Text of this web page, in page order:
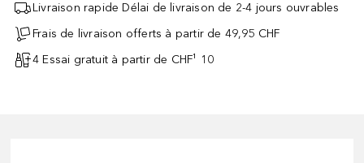
Livraison rapide Délai de livraison de 2-4 jours ouvrables
Frais de livraison offerts à partir de 49,95 CHF
4 Essai gratuit à partir de CHF¹ 10